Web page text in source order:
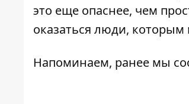
это еще опаснее, чем
оказаться люди,
Напоминаем, ранее мы